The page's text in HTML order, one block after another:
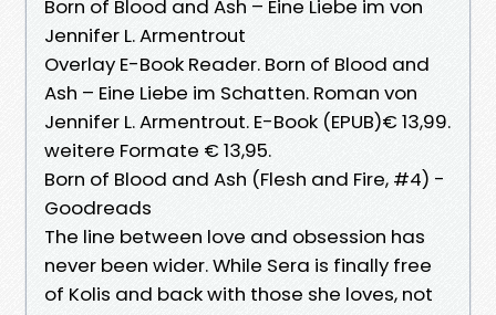
Born of Blood and Ash – Eine Liebe im von
Jennifer L. Armentrout
Overlay E-Book Reader. Born of Blood and
Ash – Eine Liebe im Schatten. Roman von
Jennifer L. Armentrout. E-Book (EPUB)€ 13,99.
weitere Formate € 13,95.
Born of Blood and Ash (Flesh and Fire, #4) -
Goodreads
The line between love and obsession has
never been wider. While Sera is finally free
of Kolis and back with those she loves, not